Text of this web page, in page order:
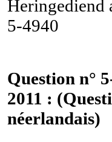
Heringediend
5-4940
Question n°
2011 :
néerlandais)